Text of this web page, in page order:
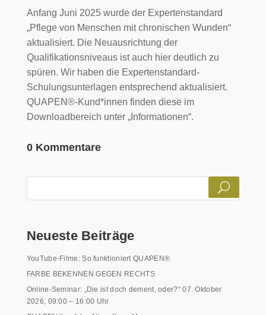
Anfang Juni 2025 wurde der Expertenstandard
„Pflege von Menschen mit chronischen Wunden“
aktualisiert. Die Neuausrichtung der
Qualifikationsniveaus ist auch hier deutlich zu
spüren. Wir haben die Expertenstandard-
Schulungsunterlagen entsprechend aktualisiert.
QUAPEN®-Kund*innen finden diese im
Downloadbereich unter „Informationen“.
0 Kommentare
Neueste Beiträge
YouTube-Filme: So funktioniert QUAPEN®
FARBE BEKENNEN GEGEN RECHTS
Online-Seminar: „Die ist doch dement, oder?“ 07. Oktober
2026, 09:00 – 16:00 Uhr